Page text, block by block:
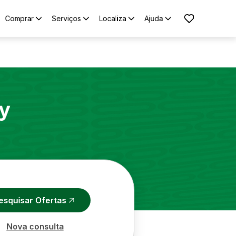
Comprar Serviços Localiza Ajuda
Ofertas
Nova consulta